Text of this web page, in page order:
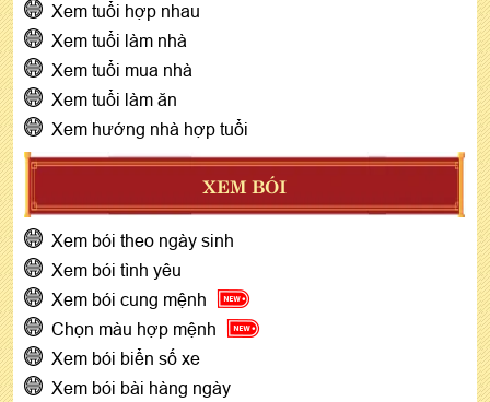
Xem tuổi hợp nhau
Xem tuổi làm nhà
Xem tuổi mua nhà
Xem tuổi làm ăn
Xem hướng nhà hợp tuổi
XEM BÓI
Xem bói theo ngày sinh
Xem bói tình yêu
Xem bói cung mệnh
Chọn màu hợp mệnh
Xem bói biển số xe
Xem bói bài hàng ngày